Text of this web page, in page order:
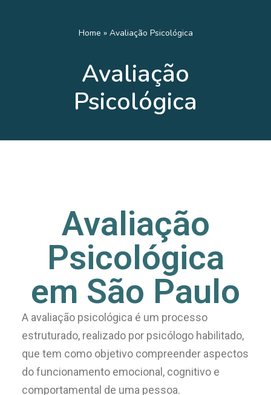
Home » Avaliação Psicológica
Avaliação
Psicológica
Avaliação
Psicológica
em São Paulo
A avaliação psicológica é um processo
estruturado, realizado por psicólogo habilitado,
que tem como objetivo compreender aspectos
do funcionamento emocional, cognitivo e
comportamental de uma pessoa.